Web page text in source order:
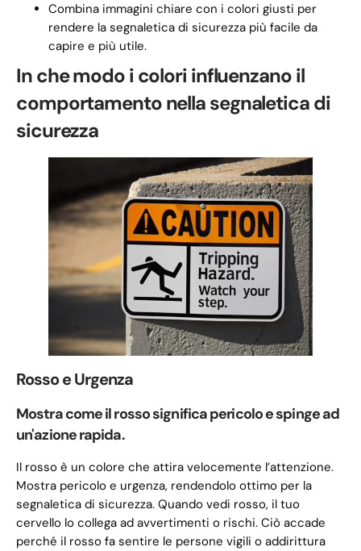
Combina immagini chiare con i colori giusti per
rendere la segnaletica di sicurezza più facile da
capire e più utile.
In che modo i colori influenzano il
comportamento nella segnaletica di
sicurezza
Rosso e Urgenza
Mostra come il rosso significa pericolo e spinge ad
un'azione rapida.
Il rosso è un colore che attira velocemente l’attenzione.
Mostra pericolo e urgenza, rendendolo ottimo per la
segnaletica di sicurezza. Quando vedi rosso, il tuo
cervello lo collega ad avvertimenti o rischi. Ciò accade
perché il rosso fa sentire le persone vigili o addirittura